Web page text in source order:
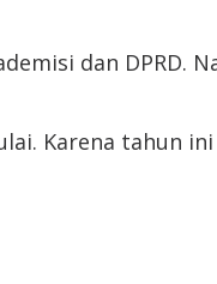
dan DPRD.
Karena tahun